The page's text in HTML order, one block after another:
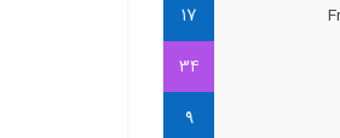
17
34
9